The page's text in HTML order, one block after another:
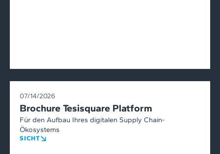
07/14/2026
Brochure Tesisquare Platform
Für den Aufbau Ihres digitalen Supply Chain-
Ökosystems
SICHT